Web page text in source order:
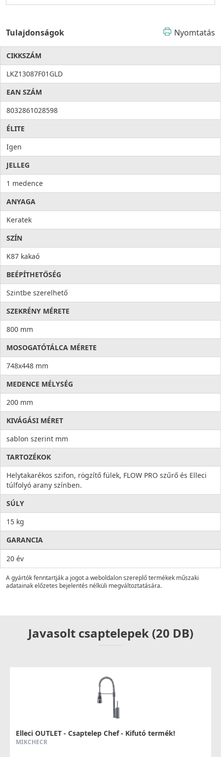
Tulajdonságok Nyomtatás
CIKKSZÁM
LKZ13087F01GLD
EAN SZÁM
8032861028598
ÉLITE
Igen
JELLEG
1 medence
ANYAGA
Keratek
SZÍN
K87 kakaó
BEÉPÍTHETŐSÉG
Szintbe szerelhető
SZEKRÉNY MÉRETE
800 mm
MOSOGATÓTÁLCA MÉRETE
748x448 mm
MEDENCE MÉLYSÉG
200 mm
KIVÁGÁSI MÉRET
sablon szerint mm
TARTOZÉKOK
Helytakarékos szifon, rögzítő fülek, FLOW PRO szűrő és Elleci
túlfolyó arany színben.
SÚLY
15 kg
GARANCIA
20 év
A gyártók fenntartják a jogot a weboldalon szereplő termékek műszaki
adatainak előzetes bejelentés nélküli megváltoztatására.
Javasolt csaptelepek (20 DB)
Elleci OUTLET - Csaptelep Chef - Kifutó termék!
MIKCHECR